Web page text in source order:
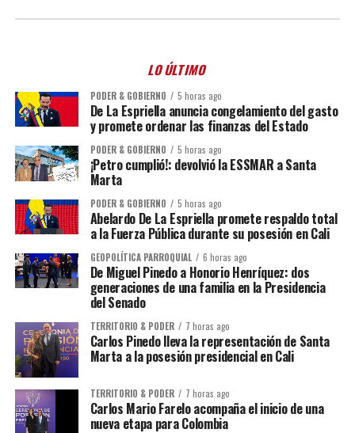
LO ÚLTIMO
PODER & GOBIERNO 5 horas ago
De La Espriella anuncia congelamiento del gasto
y promete ordenar las finanzas del Estado
PODER & GOBIERNO 5 horas ago
¡Petro cumplió!: devolvió la ESSMAR a Santa
Marta
PODER & GOBIERNO 5 horas ago
Abelardo De La Espriella promete respaldo total
a la Fuerza Pública durante su posesión en Cali
GEOPOLÍTICA PARROQUIAL 6 horas ago
De Miguel Pinedo a Honorio Henríquez: dos
generaciones de una familia en la Presidencia
del Senado
TERRITORIO & PODER 7 horas ago
Carlos Pinedo lleva la representación de Santa
Marta a la posesión presidencial en Cali
TERRITORIO & PODER 7 horas ago
Carlos Mario Farelo acompaña el inicio de una
nueva etapa para Colombia